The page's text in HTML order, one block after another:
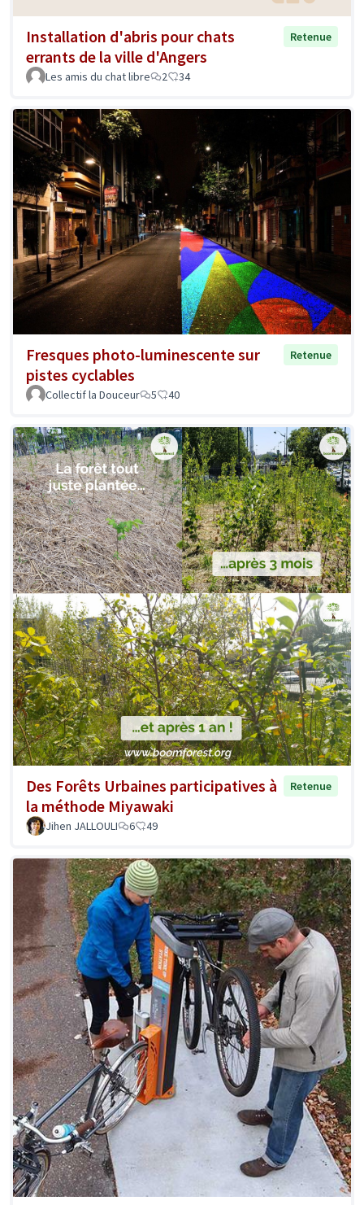
Installation d'abris pour chats
errants de la ville d'Angers
Retenue
Les amis du chat libre 2 34
Fresques photo-luminescente sur
pistes cyclables
Retenue
Collectif la Douceur 5 40
Des Forêts Urbaines participatives à
la méthode Miyawaki
Retenue
Jihen JALLOULI 6 49